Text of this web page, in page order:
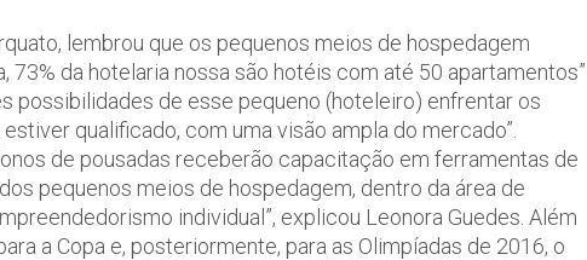
lembrou que os pequenos meios de hospedagem
73% da hotelaria nossa são hotéis com até 50
possibilidades de esse pequeno (hoteleiro) enfrentar os
qualificado, com uma visão ampla do mercado”.
de pousadas receberão capacitação em ferramentas de
pequenos meios de hospedagem, dentro da área de
individual”, explicou Leonora Guedes. Além
a Copa e, posteriormente, para as Olimpíadas de 2016, o